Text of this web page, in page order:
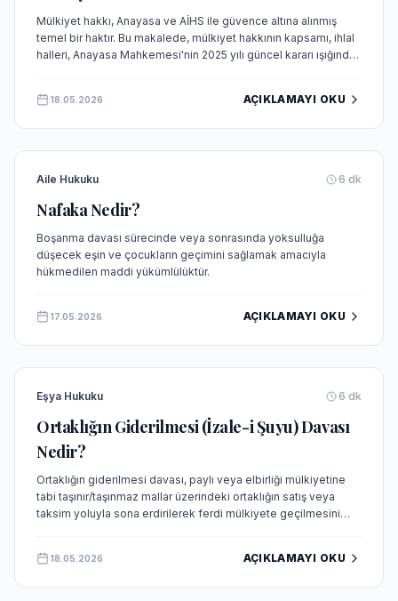
Mülkiyet hakkı, Anayasa ve AİHS ile güvence altına alınmış
temel bir haktır. Bu makalede, mülkiyet hakkının kapsamı, ihlal
halleri, Anayasa Mahkemesi'nin 2025 yılı güncel kararı ışığında
18.05.2026 AÇIKLAMAYI OKU
Aile Hukuku 6 dk
Nafaka Nedir?
Boşanma davası sürecinde veya sonrasında yoksulluğa
düşecek eşin ve çocukların geçimini sağlamak amacıyla
hükmedilen maddi yükümlülüktür.
17.05.2026 AÇIKLAMAYI OKU
Eşya Hukuku 6 dk
Ortaklığın Giderilmesi (İzale-i Şuyu) Davası
Nedir?
Ortaklığın giderilmesi davası, paylı veya elbirliği mülkiyetine
tabi taşınır/taşınmaz mallar üzerindeki ortaklığın satış veya
taksim yoluyla sona erdirilerek ferdi mülkiyete geçilmesini
18.05.2026 AÇIKLAMAYI OKU